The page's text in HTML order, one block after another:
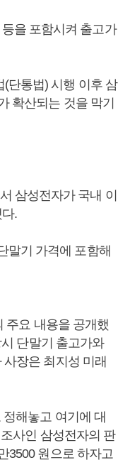
을 포함시켜 출고가
단통법) 시행 이후 삼
확산되는 것을 막기
삼성전자가 국내 이
.
말기 가격에 포함해
주요 내용을 공개했
단말기 출고가와
장은 최지성 미래
해놓고 여기에 대
사인 삼성전자의 판
3500 원으로 하자고